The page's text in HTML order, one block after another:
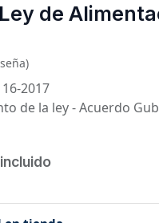
de
2017
de la ley - Acuerdo